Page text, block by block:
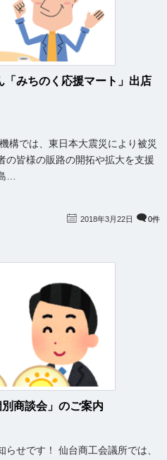
みちのく応援マート」出店
構では、東日本大震災により被災
の皆様の販路の開拓や拡大を支援
…
2018年3月22日 0件
商談会」のご案内
せです！ 仙台商工会議所では、